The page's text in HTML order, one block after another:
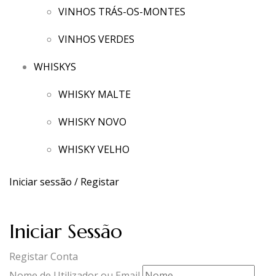
VINHOS TRÁS-OS-MONTES
VINHOS VERDES
WHISKYS
WHISKY MALTE
WHISKY NOVO
WHISKY VELHO
Iniciar sessão / Registar
Iniciar Sessão
Registar Conta